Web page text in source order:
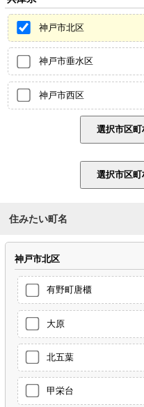
神戸市北区
神戸市垂水区
神戸市西区
住みたい町名
神戸市北区
有野町唐櫃
大原
北五葉
甲栄台